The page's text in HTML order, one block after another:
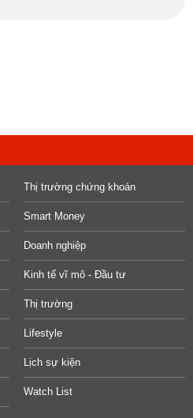
Thị trường chứng khoán
Smart Money
Doanh nghiệp
Kinh tế vĩ mô - Đầu tư
Thị trường
Lifestyle
Lịch sự kiện
Watch List